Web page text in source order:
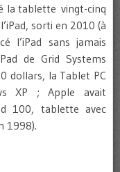
la tablette vingt-cinq
sorti en 2010 (à
l’iPad sans jamais
de Grid Systems
dollars, la Tablet PC
XP ; Apple avait
100, tablette avec
1998).